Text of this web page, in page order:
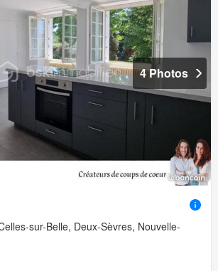
4 Photos
sur-Belle, Deux-Sèvres, Nouvelle-